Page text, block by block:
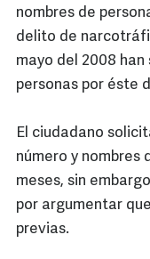
nombres de
delito de
mayo del 2008
personas por éste
El ciudadano
número y nombres
meses, sin
por argumentar
previas.